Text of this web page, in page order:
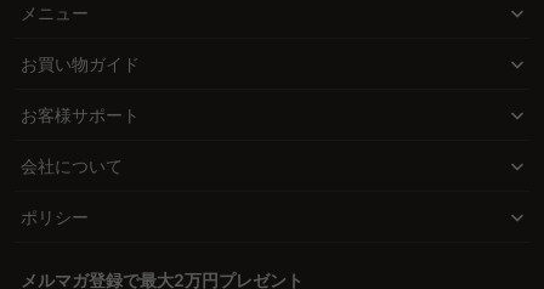
メニュー
お買い物ガイド
お客様サポート
会社について
ポリシー
メルマガ登録で最大2万円プレゼント